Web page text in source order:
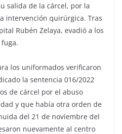
salida de la cárcel, por la
intervención quirúrgica. Tras
Rubén Zelaya, evadió a los
los uniformados verificaron
la sentencia 016/2022
de cárcel por el abuso
y que había otra orden de
del 21 de noviembre del
nuevamente al centro